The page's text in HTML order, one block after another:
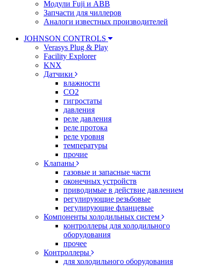
Модули Fuji и ABB
Запчасти для чиллеров
Аналоги известных производителей
JOHNSON CONTROLS
Verasys Plug & Play
Facility Explorer
KNX
Датчики
влажности
CO2
гигростаты
давления
реле давления
реле протока
реле уровня
температуры
прочие
Клапаны
газовые и запасные части
оконечных устройств
приводимые в действие давлением
регулирующие резьбовые
регулирующие фланцевые
Компоненты холодильных систем
контроллеры для холодильного
оборудования
прочее
Контроллеры
для холодильного оборудования